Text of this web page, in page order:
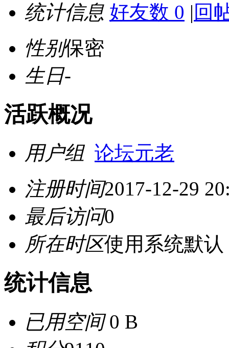
统计信息 好友数 0 | 回
性别保密
生日-
活跃概况
用户组 论坛元老
注册时间2017-12-29
最后访问0
所在时区使用系统默认
统计信息
已用空间0 B